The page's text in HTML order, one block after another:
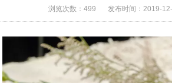
浏览次数： 499 发布时间： 2019-